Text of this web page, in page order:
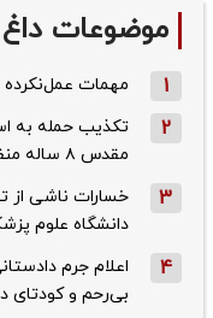
موضوعات داغ
1 مهمات
2
تکذیب حمله به
مقدس ۸ ساله منفجر شد
3
خسارات ناشی از
دانشگاه علوم
4
اعلام جرم
بی‌رحم و کودتای دی‌ ۱۴۰۴ و جنگ